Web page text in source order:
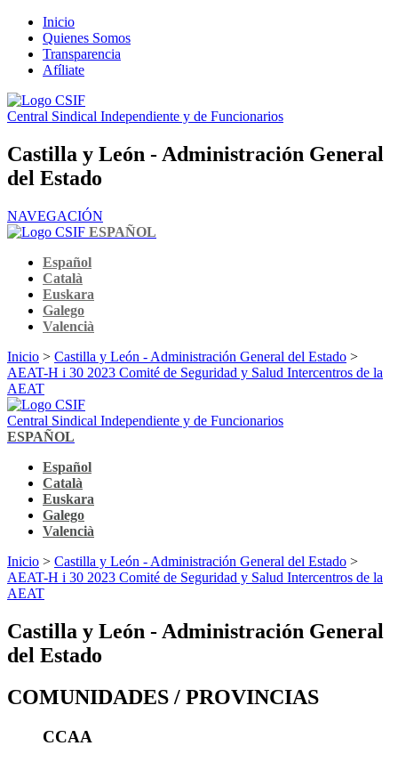
Inicio
Quienes Somos
Transparencia
Afíliate
Central Sindical Independiente y de Funcionarios
Castilla y León - Administración General
del Estado
NAVEGACIÓN
ESPAÑOL
Español
Català
Euskara
Galego
Valencià
Inicio > Castilla y León - Administración General del Estado >
AEAT-H i 30 2023 Comité de Seguridad y Salud Intercentros de la
AEAT
Central Sindical Independiente y de Funcionarios
ESPAÑOL
Español
Català
Euskara
Galego
Valencià
Inicio > Castilla y León - Administración General del Estado >
AEAT-H i 30 2023 Comité de Seguridad y Salud Intercentros de la
AEAT
Castilla y León - Administración General
del Estado
COMUNIDADES / PROVINCIAS
CCAA